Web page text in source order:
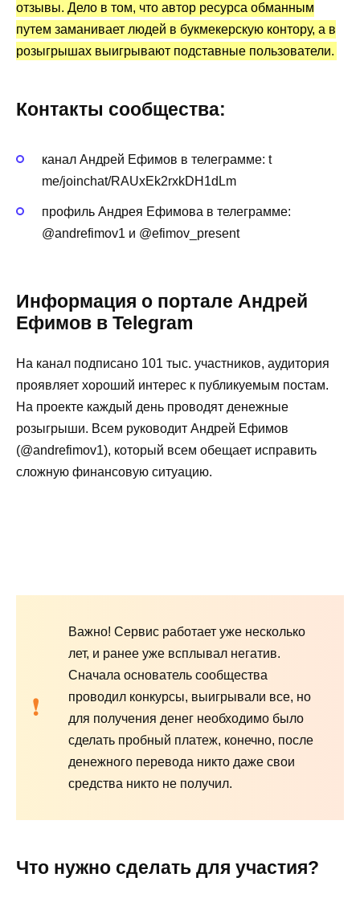
отзывы. Дело в том, что автор ресурса обманным
путем заманивает людей в букмекерскую контору, а в
розыгрышах выигрывают подставные пользователи.
Контакты сообщества:
канал Андрей Ефимов в телеграмме: t
me/joinchat/RAUxEk2rxkDH1dLm
профиль Андрея Ефимова в телеграмме:
@andrefimov1 и @efimov_present
Информация о портале Андрей
Ефимов в Telegram
На канал подписано 101 тыс. участников, аудитория
проявляет хороший интерес к публикуемым постам.
На проекте каждый день проводят денежные
розыгрыши. Всем руководит Андрей Ефимов
(@andrefimov1), который всем обещает исправить
сложную финансовую ситуацию.
Важно! Сервис работает уже несколько
лет, и ранее уже всплывал негатив.
Сначала основатель сообщества
проводил конкурсы, выигрывали все, но
для получения денег необходимо было
сделать пробный платеж, конечно, после
денежного перевода никто даже свои
средства никто не получил.
Что нужно сделать для участия?